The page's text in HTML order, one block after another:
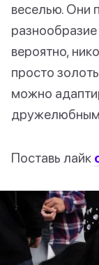
веселью. Они
вероятно,
просто
можно
Поставь лайк